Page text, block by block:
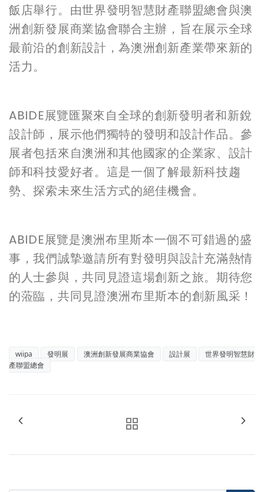
飯店舉行。由世界發明智慧財產聯盟總會與澳
洲創新發展商業協會聯合主辦，旨在展示全球
最前沿的創新設計，為澳洲創新產業帶來新的
活力。
ABIDE展覽匯聚來自全球的創新發明者和新銳
設計師，展示他們獨特的發明和設計作品。參
展者包括來自澳洲和其他國家的企業家、設計
師和科技愛好者。這是一個了解最新科技趨
勢、探索未來生活方式的絕佳機會。
ABIDE展覽是澳洲布里斯本一個不可錯過的盛
事，我們誠摯邀請所有對發明與設計充滿熱情
的人士參與，共同見證這場創新之旅。期待您
的蒞臨，共同見證澳洲布里斯本的創新風采！
wiipa 發明展 澳洲創新發展商業協會 設計展
世界發明智慧財
產聯盟總會